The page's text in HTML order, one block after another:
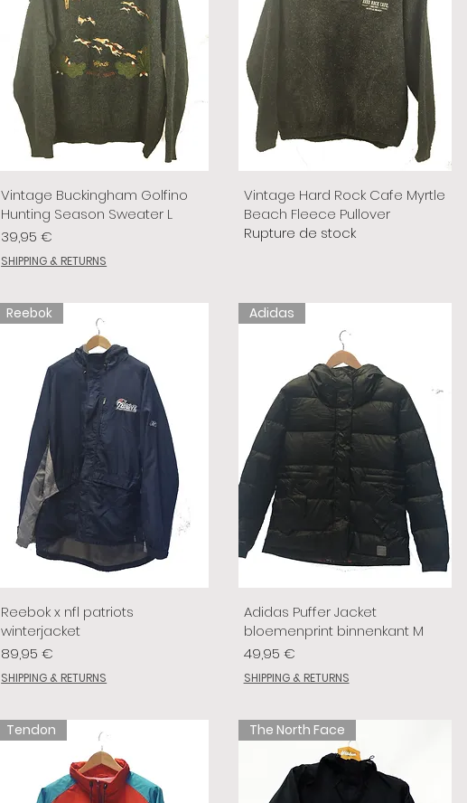
Vintage Buckingham Golfino
Hunting Season Sweater L
Prix
39,95 €
SHIPPING & RETURNS
Vintage Hard Rock Cafe Myrtle
Beach Fleece Pullover
Rupture de stock
Reebok
Reebok x nfl patriots
winterjacket
Prix
89,95 €
SHIPPING & RETURNS
Adidas
Adidas Puffer Jacket
bloemenprint binnenkant M
Prix
49,95 €
SHIPPING & RETURNS
Tendon The North Face